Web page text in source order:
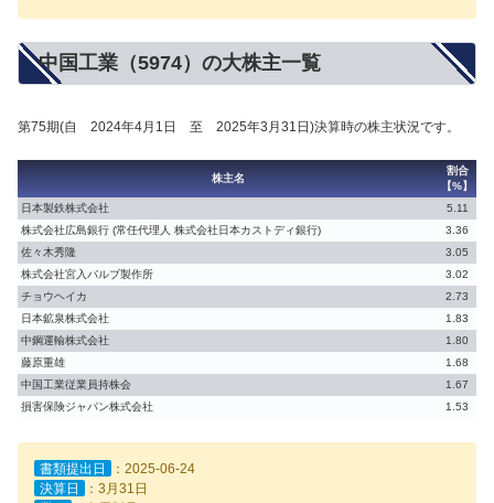
中国工業（5974）の大株主一覧
第75期(自 2024年4月1日 至 2025年3月31日)決算時の株主状況です。
株主名
割合
【%】
日本製鉄株式会社
5.11
株式会社広島銀行 (常任代理人 株式会社日本カストディ銀行)
3.36
佐々木秀隆
3.05
株式会社宮入バルブ製作所
3.02
チョウヘイカ
2.73
日本鉱泉株式会社
1.83
中鋼運輸株式会社
1.80
藤原重雄
1.68
中国工業従業員持株会
1.67
損害保険ジャパン株式会社
1.53
書類提出日
：2025-06-24
決算日
：3月31日